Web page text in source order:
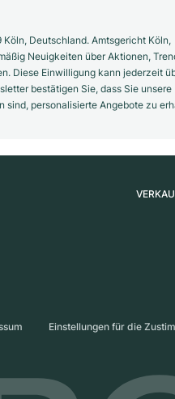
Deutschland. Amtsgericht Köln,
Neuigkeiten über Aktionen,
Diese Einwilligung kann jederzeit
bestätigen Sie, dass Sie unsere
sind, personalisierte Angebote zu
Einstellungen für die